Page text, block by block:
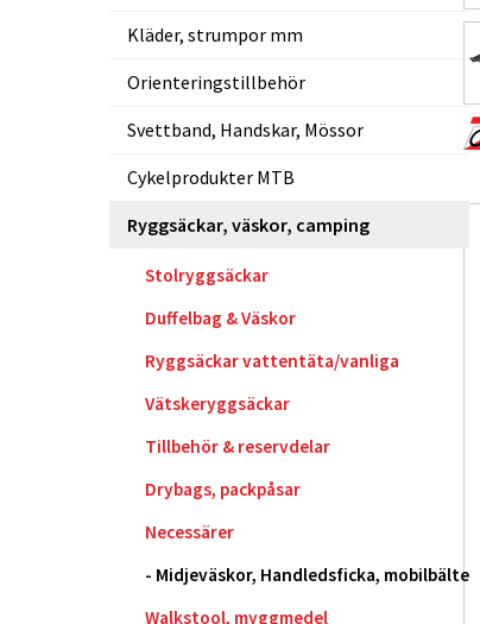
Kläder, strumpor mm
Orienteringstillbehör
Svettband, Handskar, Mössor
Cykelprodukter MTB
Ryggsäckar, väskor, camping
Stolryggsäckar
Duffelbag & Väskor
Ryggsäckar vattentäta/vanliga
Vätskeryggsäckar
Tillbehör & reservdelar
Drybags, packpåsar
Necessärer
Midjeväskor, Handledsficka, mobilbälte
Walkstool, myggmedel